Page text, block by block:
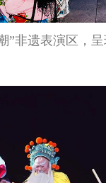
”非遗表演区，